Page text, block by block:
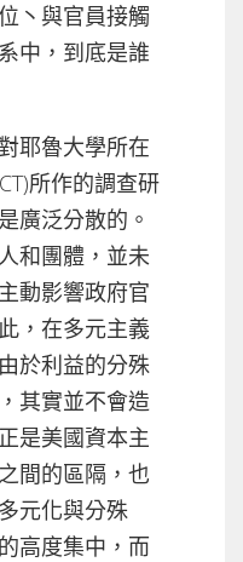
丶與官員接觸
中，到底是誰
耶魯大學所在
所作的調查研
廣泛分散的。
和團體，並未
動影響政府官
，在多元主義
於利益的分殊
其實並不會造
是美國資本主
間的區隔，也
元化與分殊
高度集中，而